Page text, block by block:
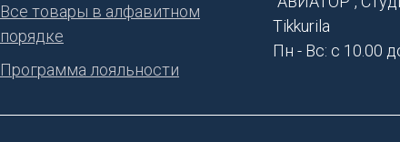
Все товары в алфавитном
порядке
Программа лояльности
Tikkurila
Пн - Вс: с 10.00